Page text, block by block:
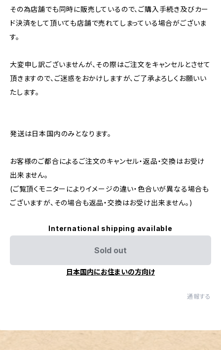
その為店舗でも同時に販売しているので、ご購入手続き及びカー
ド決済をして頂いても店舗で売れてしまっている場合がございま
す。
大変申し訳ございませんが、その際はご注文をキャンセルとさせて
頂きますので、ご迷惑をおかけしますが、ご了承よろしくお願いい
たします。
発送は日本国内のみとなります。
お客様のご都合によるご注文のキャンセル・返品・交換はお受け
出来ません。
(ご覧頂くモニターによりイメージの違い・色合いが異なる場合も
ございますが、その場合も返品・交換はお受け出来ません。)
International shipping available
Sold out
日本国内にお住まいの方向け
通報する